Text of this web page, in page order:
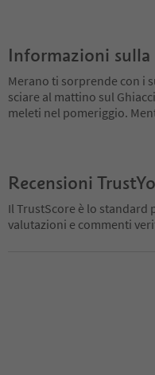
Informazioni sulla
Merano ti sorprende con i
sciare al mattino sul
meleti nel pomeriggio.
Recensioni
Il TrustScore è lo standard
valutazioni e commenti